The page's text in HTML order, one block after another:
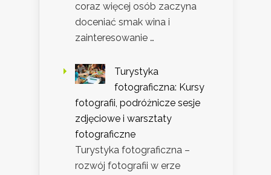
coraz więcej osób zaczyna
doceniać smak wina i
zainteresowanie …
Turystyka
fotograficzna: Kursy
fotografii, podróżnicze sesje
zdjęciowe i warsztaty
fotograficzne
Turystyka fotograficzna –
rozwój fotografii w erze